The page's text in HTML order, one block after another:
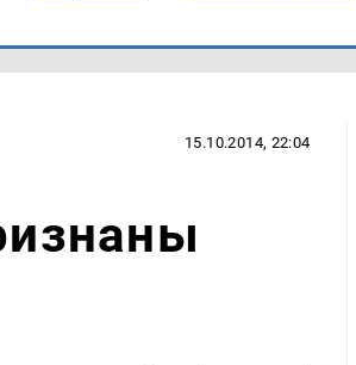
15.10.2014, 22:04